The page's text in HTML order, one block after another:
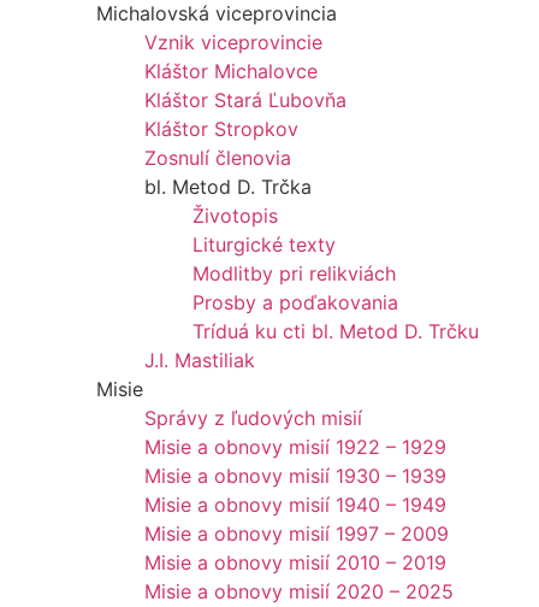
Michalovská viceprovincia
Vznik viceprovincie
Kláštor Michalovce
Kláštor Stará Ľubovňa
Kláštor Stropkov
Zosnulí členovia
bl. Metod D. Trčka
Životopis
Liturgické texty
Modlitby pri relikviách
Prosby a poďakovania
Tríduá ku cti bl. Metod D. Trčku
J.I. Mastiliak
Misie
Správy z ľudových misií
Misie a obnovy misií 1922 – 1929
Misie a obnovy misií 1930 – 1939
Misie a obnovy misií 1940 – 1949
Misie a obnovy misií 1997 – 2009
Misie a obnovy misií 2010 – 2019
Misie a obnovy misií 2020 – 2025